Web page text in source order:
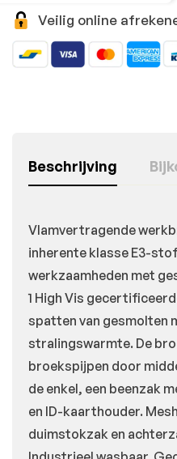
Veilig online
Beschrijving
Vlamvertragende
inherente klasse E3-
werkzaamheden met
1 High Vis
spatten van gesmolten
stralingswarmte. De
broekspijpen door
de enkel, een beenzak
en ID-kaarthouder.
duimstokzak en